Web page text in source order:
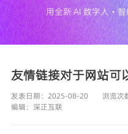
用全新 AI 数字人・
友情链接对于网站可
发表日期：2025-08-20 浏览次
编辑： 深正互联